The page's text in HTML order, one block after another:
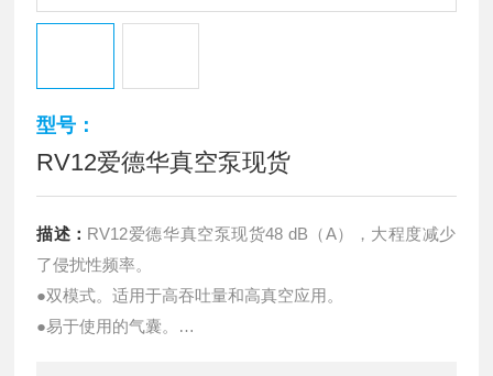
型号：
RV12爱德华真空泵现货
描述： RV12爱德华真空泵现货48 dB（A），大程度减少
了侵扰性频率。
●双模式。适用于高吞吐量和高真空应用。
●易于使用的气囊。